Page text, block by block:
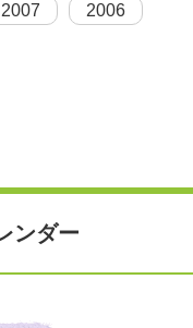
2007 2006
ンダー